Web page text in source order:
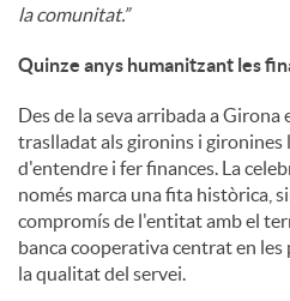
la comunitat.”
Quinze anys humanitzant les
Des de la seva arribada a Girona
traslladat als gironins i gironines
d'entendre i fer finances. La
només marca una fita històrica,
compromís de l'entitat amb el
banca cooperativa centrat en
la qualitat del servei.